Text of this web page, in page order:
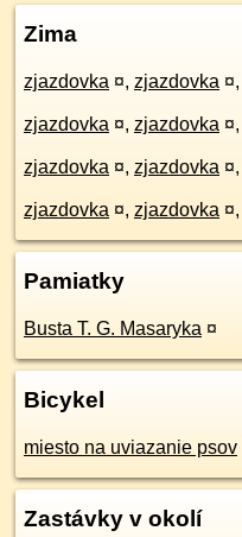
Zima
zjazdovka ¤, zjazdovka ¤,
zjazdovka ¤, zjazdovka ¤,
zjazdovka ¤, zjazdovka ¤,
zjazdovka ¤, zjazdovka ¤,
Pamiatky
Busta T. G. Masaryka ¤
Bicykel
miesto na uviazanie psov
Zastávky v okolí